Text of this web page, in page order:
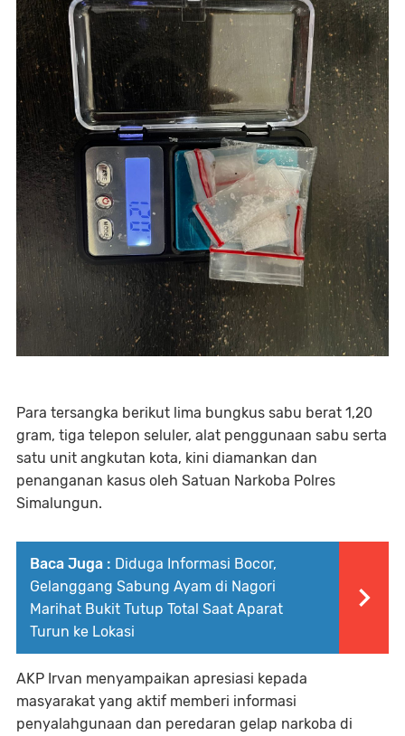
Para tersangka berikut lima bungkus sabu berat 1,20
gram, tiga telepon seluler, alat penggunaan sabu serta
satu unit angkutan kota, kini diamankan dan
penanganan kasus oleh Satuan Narkoba Polres
Simalungun.
Baca Juga : Diduga Informasi Bocor,
Gelanggang Sabung Ayam di Nagori
Marihat Bukit Tutup Total Saat Aparat
Turun ke Lokasi
AKP Irvan menyampaikan apresiasi kepada
masyarakat yang aktif memberi informasi
penyalahgunaan dan peredaran gelap narkoba di